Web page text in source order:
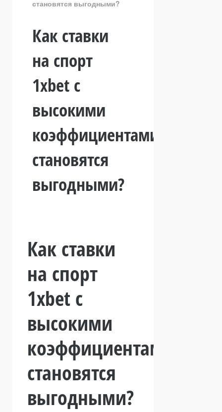
становятся выгодными?
Как ставки
на спорт
1xbet с
высокими
коэффициентами
становятся
выгодными?
Как ставки
на спорт
1xbet с
высокими
коэффициентами
становятся
выгодными?